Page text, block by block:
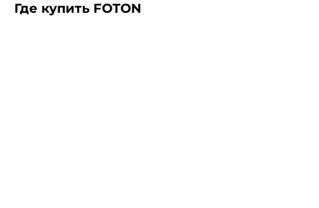
Где купить FOTON